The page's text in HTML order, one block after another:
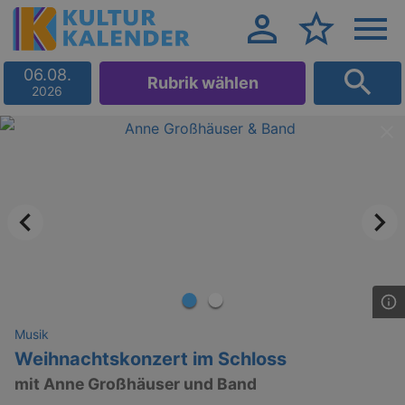
06.08.
2026 Rubrik wählen
Musik
Weihnachtskonzert im Schloss
mit Anne Großhäuser und Band